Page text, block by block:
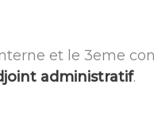
et le 3eme
administratif.